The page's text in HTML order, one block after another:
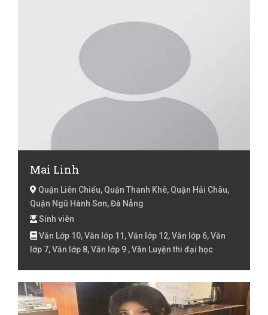
Mai Linh
Quận Liên Chiểu, Quận Thanh Khê, Quận Hải Châu,
Quận Ngũ Hành Sơn, Đà Nẵng
Sinh viên
Văn Lớp 10, Văn lớp 11, Văn lớp 12, Văn lớp 6, Văn
lớp 7, Văn lớp 8, Văn lớp 9 , Văn Luyện thi đại học